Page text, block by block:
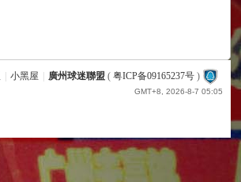
小黑屋 廣州球迷聯盟 ( 粤ICP备09165237号)
GMT+8, 2026-8-7 05:05